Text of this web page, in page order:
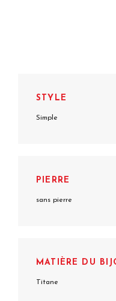
STYLE
Simple
PIERRE
sans pierre
MATIÈRE DU
Titane